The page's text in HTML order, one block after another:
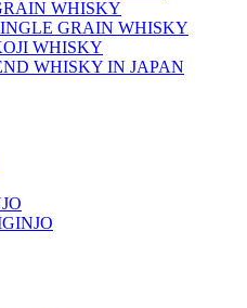
WHISKY
GRAIN WHISKY
WHISKY
WHISKY IN JAPAN